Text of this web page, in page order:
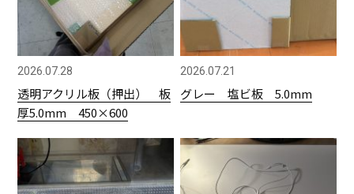
2026.07.28
透明アクリル板（押出） 板
厚5.0mm 450×600
2026.07.21
グレー 塩ビ板 5.0mm